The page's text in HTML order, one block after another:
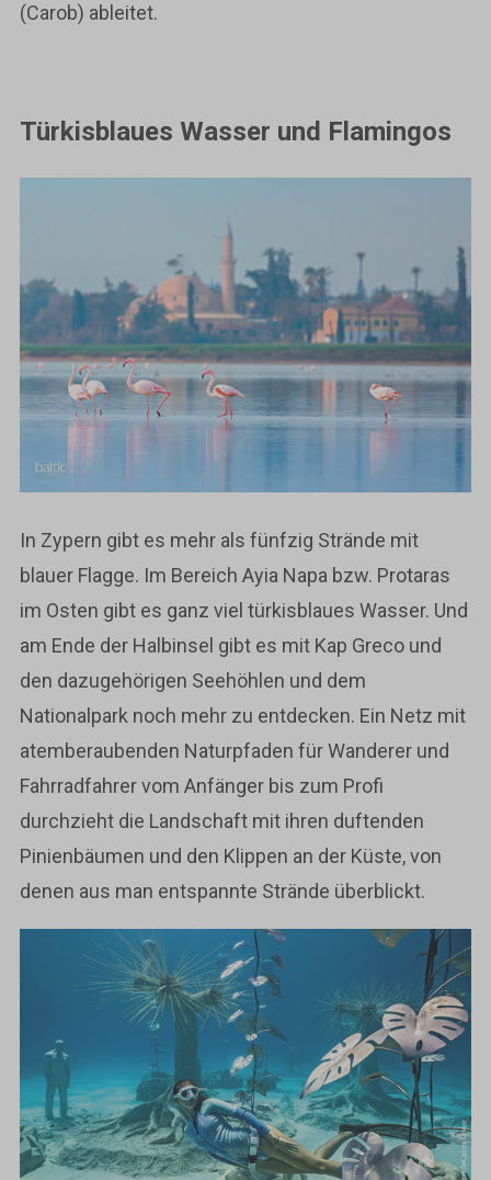
(Carob) ableitet.
Türkisblaues Wasser und Flamingos
In Zypern gibt es mehr als fünfzig Strände mit
blauer Flagge. Im Bereich Ayia Napa bzw. Protaras
im Osten gibt es ganz viel türkisblaues Wasser. Und
am Ende der Halbinsel gibt es mit Kap Greco und
den dazugehörigen Seehöhlen und dem
Nationalpark noch mehr zu entdecken. Ein Netz mit
atemberaubenden Naturpfaden für Wanderer und
Fahrradfahrer vom Anfänger bis zum Profi
durchzieht die Landschaft mit ihren duftenden
Pinienbäumen und den Klippen an der Küste, von
denen aus man entspannte Strände überblickt.